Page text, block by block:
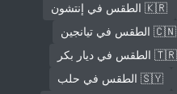
🇰🇷 الطقس في إنتشون
🇨🇳 الطقس في تيانجين
🇹🇷 الطقس في ديار بكر
🇸🇾 الطقس في حلب